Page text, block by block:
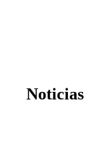
Noticias